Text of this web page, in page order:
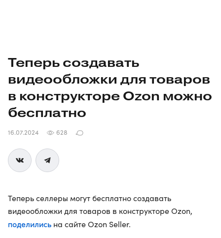
Теперь создавать
видеообложки для товаров
в конструкторе Ozon можно
бесплатно
16.07.2024 628
Теперь селлеры могут бесплатно создавать
видеообложки для товаров в конструкторе Ozon,
поделились на сайте Ozon Seller.